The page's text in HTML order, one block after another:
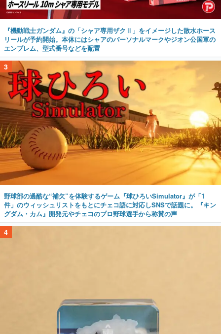
『機動戦士ガンダム』の「シャア専用ザクⅡ」をイメージした散水ホース
リールが予約開始。本体にはシャアのパーソナルマークやジオン公国軍の
エンブレム、型式番号などを配置
3
野球部の過酷な“補欠”を体験するゲーム『球ひろいSimulator』が「1
件」のウィッシュリストをもとにチェコ語に対応しSNSで話題に。『キン
グダム・カム』開発元やチェコのプロ野球選手から称賛の声
4